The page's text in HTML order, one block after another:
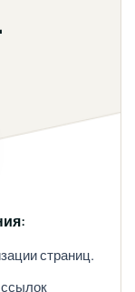
страниц.